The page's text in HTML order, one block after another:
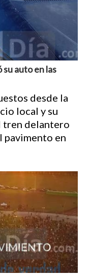
auto en las
desde la
local y su
tren delantero
pavimento en